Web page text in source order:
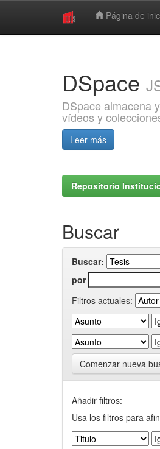
Página de
DSpace
DSpace almacena
vídeos y
Leer más
Repositorio
Buscar
Buscar:
por
Filtros actuales:
Comenzar nueva
Añadir filtros:
Usa los filtros para